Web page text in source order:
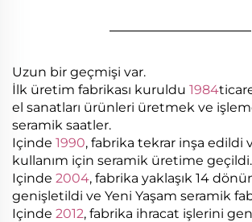
Uzun bir geçmişi var.
İlk üretim fabrikası kuruldu 1984
el sanatları ürünleri üretmek ve
seramik saatler.
Içinde 1990, fabrika tekrar inşa edildi
kullanım için seramik üretime geçildi.
Içinde 2004, fabrika yaklaşık 14
genişletildi ve Yeni Yaşam seramik
Içinde 2012, fabrika ihracat işlerini